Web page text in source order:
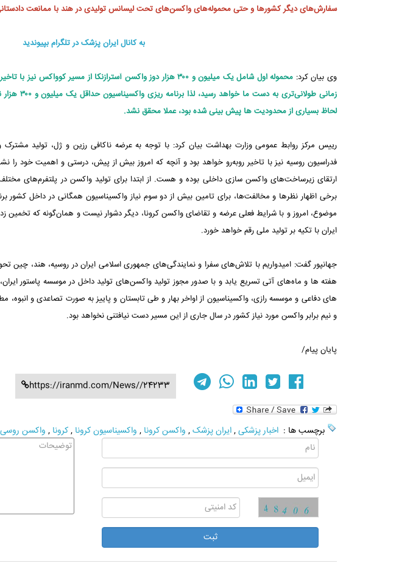
سفارش‌های دیگر کشورها و حتی محموله‌های واکسن‌های تحت لیسانس تولیدی در هند با ممانعت
به کانال ایران پزشک در تلگرام بپیوندید
وی بیان کرد:
محموله اول شامل یک میلیون و ۳۰۰ هزار دوز واکسن آسترازنکا از مسیر
زمانی
لحاظ بسیاری از محدودیت ها پیش بینی شده بود، عملا محقق نشد.
رییس مرکز روابط عمومی وزارت بهداشت بیان کرد: با توجه به عرضه ناکافی رزین و ژل، تولید
فدراسیون روسیه نیز با تاخیر روبه‌رو خواهد بود و آنچه که امروز بیش از پیش، درستی و اهمیت خود را
ارتقای زیرساخت‌های واکسن سازی داخلی بوده و هست. از ابتدا برای تولید واکسن در پلتفرم‌های
برخی اظهار نظرها و مخالفت‌ها، برای تامین بیش از دو سوم نیاز واکسیناسیون همگانی در داخل کشور
ایران با تکیه بر تولید ملی رقم خواهد خورد.
جهانپور گفت: امیدواریم با تلاش‌های سفرا و نمایندگی‌های جمهوری اسلامی ایران در روسیه، هند،
هفته ها و ماه‌های آتی تسریع یابد و با صدور مجوز تولید واکسن‌های تولید داخل در موسسه پاستور
های دفاعی و موسسه رازی، واکسیناسیون از اواخر بهار و طی تابستان و پاییز به صورت تصاعدی و
و نیم برابر واکسن مورد نیاز کشور در سال جاری از این مسیر دست نیافتنی نخواهد بود.
پایان پیام/
https://iranmd.com/News//24233
برچسب ها : اخبار پزشکی,ایران پزشک, واکسن کرونا , واکسیناسیون کرونا ,کرونا , واکسن روسی